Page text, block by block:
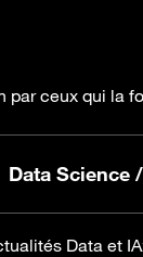
par ceux qui la
Data Science
Data et IA